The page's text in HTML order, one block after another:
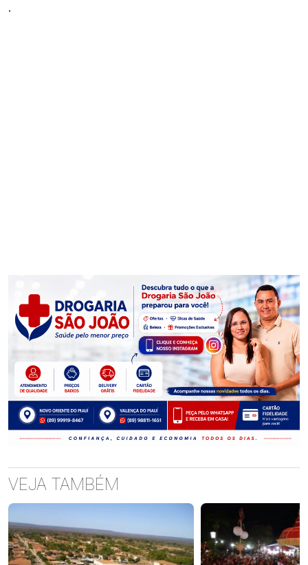
.
VEJA TAMBÉM